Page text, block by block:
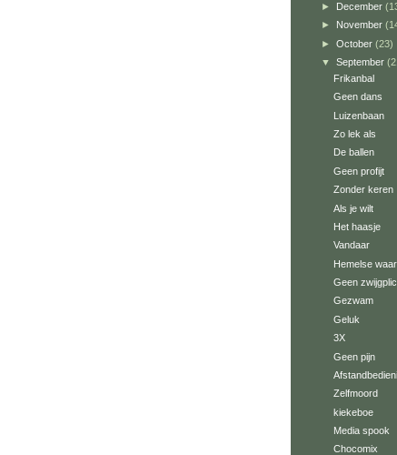
► December
► November
► October (23)
▼ September
Frikanbal
Geen dans
Luizenbaan
Zo lek als
De ballen
Geen profijt
Zonder keren
Als je wilt
Het haasje
Vandaar
Hemelse
Geen
Gezwam
Geluk
3X
Geen pijn
Zelfmoord
kiekeboe
Media spook
Chocomix